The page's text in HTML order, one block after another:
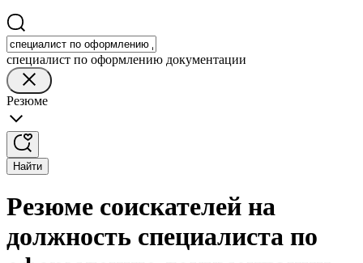
специалист по оформлению документации
Резюме
Найти
Резюме соискателей на
должность специалиста по